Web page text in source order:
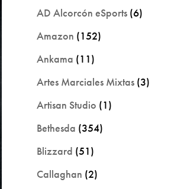
AD Alcorcón eSports (6)
Amazon (152)
Ankama (11)
Artes Marciales Mixtas (3)
Artisan Studio (1)
Bethesda (354)
Blizzard (51)
Callaghan (2)